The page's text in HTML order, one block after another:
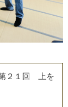
２１回 上を